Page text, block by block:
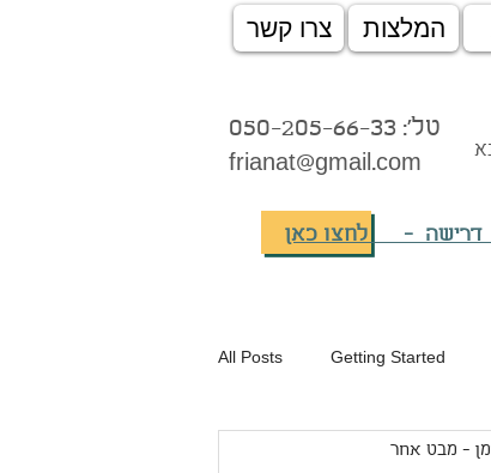
צרו קשר המלצות
טל': 050-205-66-33
frianat@gmail.com
דרישה - לחצו כאן
All Posts Getting Started
- מבט אחר